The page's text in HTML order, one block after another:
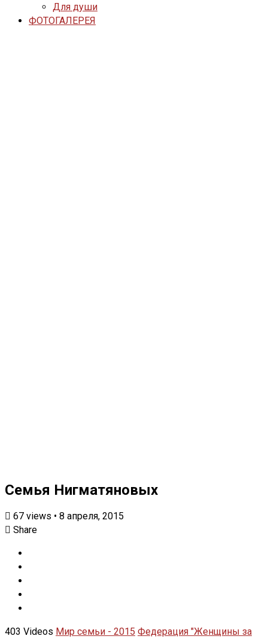
Для души
ФОТОГАЛЕРЕЯ
Семья Нигматяновых
67 views • 8 апреля, 2015
Share
403 Videos Мир семьи - 2015 Федерация "Женщины за